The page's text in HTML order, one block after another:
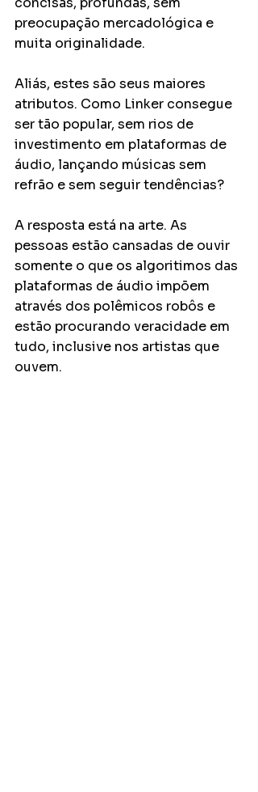
preocupação mercadológica e
muita originalidade.
Aliás, estes são seus maiores
atributos. Como Linker consegue
ser tão popular, sem rios de
investimento em plataformas de
áudio, lançando músicas sem
refrão e sem seguir tendências?
A resposta está na arte. As
pessoas estão cansadas de ouvir
somente o que os algoritimos das
plataformas de áudio impõem
através dos polêmicos robôs e
estão procurando veracidade em
tudo, inclusive nos artistas que
ouvem.